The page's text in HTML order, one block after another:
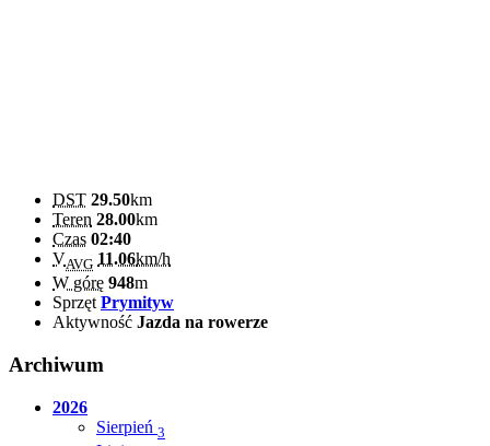
DST 29.50km
Teren 28.00km
Czas 02:40
VAVG 11.06km/h
W górę 948m
Sprzęt Prymityw
Aktywność Jazda na rowerze
Archiwum
2026
Sierpień 3